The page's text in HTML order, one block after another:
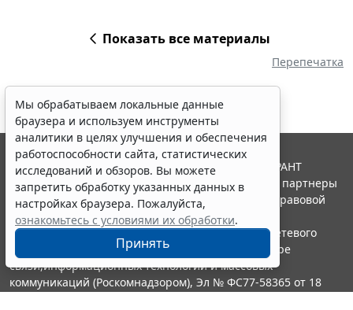
Показать все материалы
Перепечатка
Мы обрабатываем локальные данные
браузера и используем инструменты
аналитики в целях улучшения и обеспечения
работоспособности сайта, статистических
исследований и обзоров. Вы можете
запретить обработку указанных данных в
настройках браузера. Пожалуйста,
ознакомьтесь с условиями их обработки.
Принять
© ООО "НПП "ГАРАНТ-СЕРВИС", 2026. Система ГАРАНТ
выпускается с 1990 года. Компания "Гарант" и ее партнеры
являются участниками Российской ассоциации правовой
информации ГАРАНТ.
Портал ГАРАНТ.РУ зарегистрирован в качестве сетевого
издания Федеральной службой по надзору в сфере
связи,информационных технологий и массовых
коммуникаций (Роскомнадзором), Эл № ФС77-58365 от 18